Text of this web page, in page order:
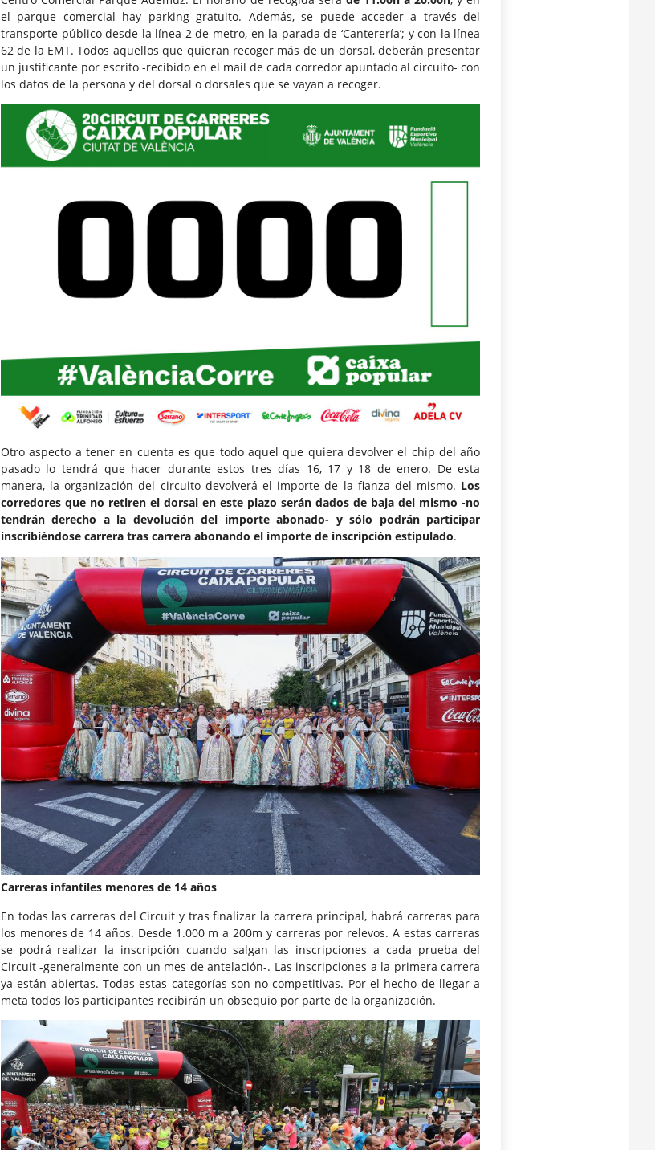
el parque comercial hay parking gratuito. Además, se puede acceder a través del
transporte público desde la línea 2 de metro, en la parada de ‘Canterería’; y con la línea
62 de la EMT. Todos aquellos que quieran recoger más de un dorsal, deberán presentar
un justificante por escrito -recibido en el mail de cada corredor apuntado al circuito- con
los datos de la persona y del dorsal o dorsales que se vayan a recoger.
Otro aspecto a tener en cuenta es que todo aquel que quiera devolver el chip del año
pasado lo tendrá que hacer durante estos tres días 16, 17 y 18 de enero. De esta
manera, la organización del circuito devolverá el importe de la fianza del mismo. Los
corredores que no retiren el dorsal en este plazo serán dados de baja del mismo -no
tendrán derecho a la devolución del importe abonado- y sólo podrán participar
inscribiéndose carrera tras carrera abonando el importe de inscripción estipulado.
Carreras infantiles menores de 14 años
En todas las carreras del Circuit y tras finalizar la carrera principal, habrá carreras para
los menores de 14 años. Desde 1.000 m a 200m y carreras por relevos. A estas carreras
se podrá realizar la inscripción cuando salgan las inscripciones a cada prueba del
Circuit -generalmente con un mes de antelación-. Las inscripciones a la primera carrera
ya están abiertas. Todas estas categorías son no competitivas. Por el hecho de llegar a
meta todos los participantes recibirán un obsequio por parte de la organización.